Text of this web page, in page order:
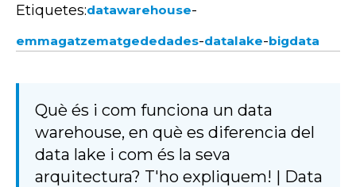
Etiquetes:datawarehouse-
emmagatzematgededades-datalake-bigdata
Què és i com funciona un data
warehouse, en què es diferencia del
data lake i com és la seva
arquitectura? T'ho expliquem! | Data